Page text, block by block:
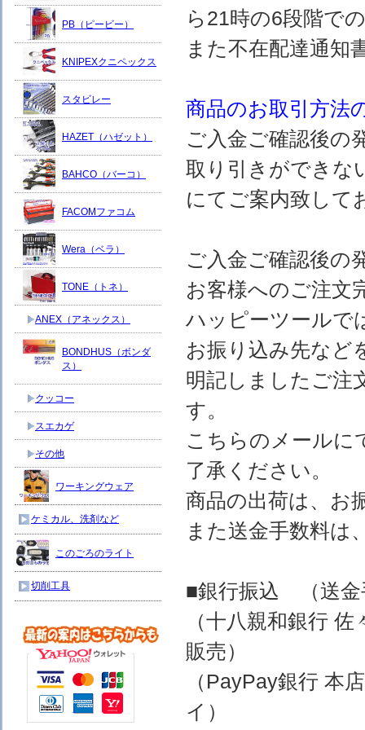
ら21時の6段階で
また不在配達通知
商品のお取引方法
ご入金ご確認後の
取り引きができな
にてご案内致して
ご入金ご確認後の
お客様へのご注文
ハッピーツールで
お振り込み先など
明記しましたご注
す。
こちらのメールに
了承ください。
商品の出荷は、お
また送金手数料は
■銀行振込 （送金
（十八親和銀行
販売）
（PayPay銀行
イ）
PB（ピービー）
KNIPEXクニペックス
スタビレー
HAZET（ハゼット）
BAHCO（バーコ）
FACOMファコム
Wera（ベラ）
TONE（トネ）
ANEX（アネックス）
BONDHUS（ボンダ
ス）
クッコー
スエカゲ
その他
ワーキングウェア
ケミカル、洗剤など
このごろのライト
切削工具